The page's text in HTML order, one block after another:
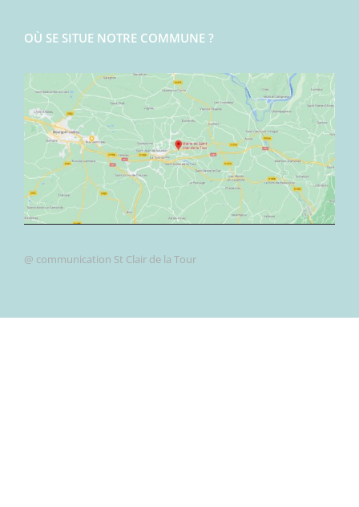
OÙ SE SITUE NOTRE COMMUNE ?
@ communication St Clair de la Tour